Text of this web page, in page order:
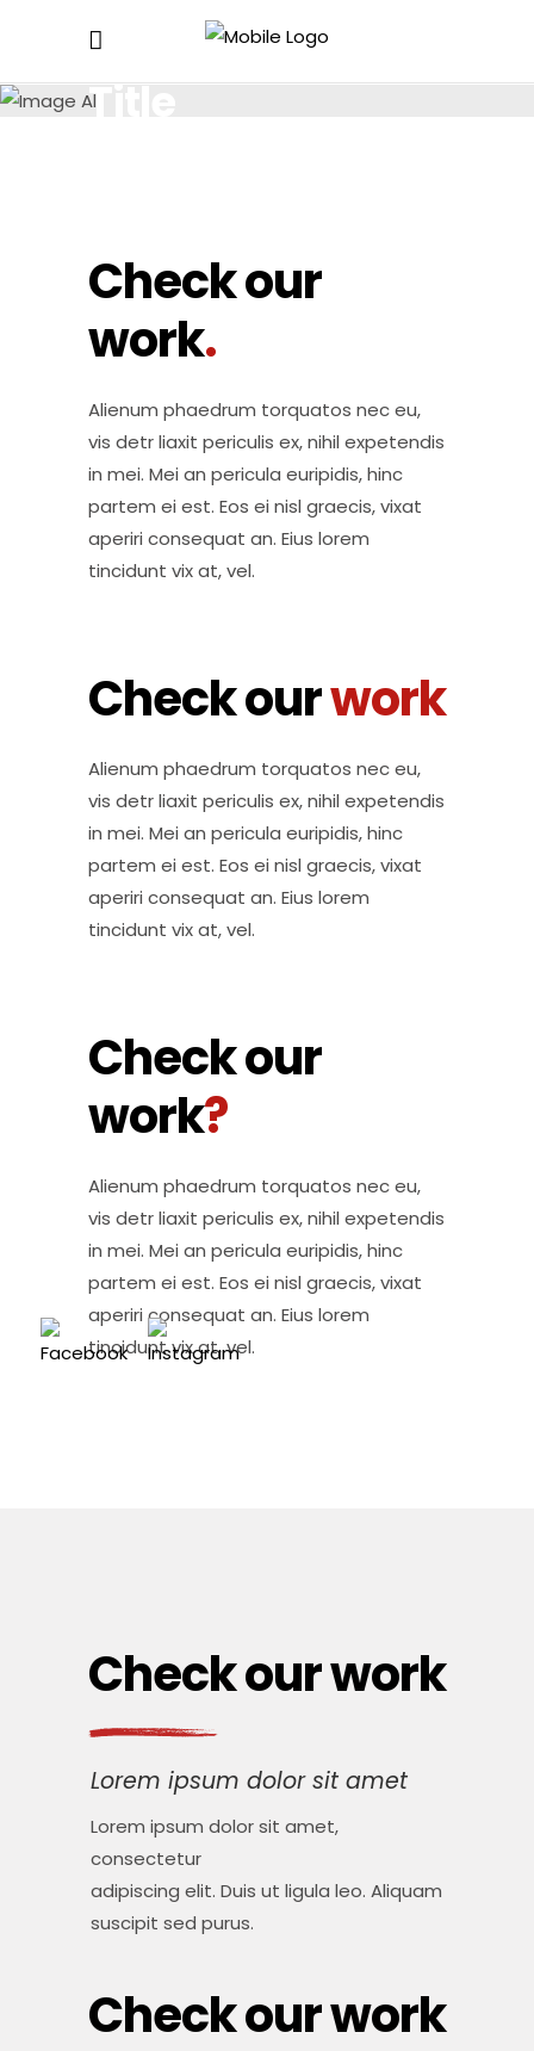
Title
Check our
work.
Alienum phaedrum torquatos nec eu,
vis detr liaxit periculis ex, nihil expetendis
in mei. Mei an pericula euripidis, hinc
partem ei est. Eos ei nisl graecis, vixat
aperiri consequat an. Eius lorem
tincidunt vix at, vel.
Check ourwork
Alienum phaedrum torquatos nec eu,
vis detr liaxit periculis ex, nihil expetendis
in mei. Mei an pericula euripidis, hinc
partem ei est. Eos ei nisl graecis, vixat
aperiri consequat an. Eius lorem
tincidunt vix at, vel.
Check our
work?
Alienum phaedrum torquatos nec eu,
vis detr liaxit periculis ex, nihil expetendis
in mei. Mei an pericula euripidis, hinc
partem ei est. Eos ei nisl graecis, vixat
aperiri consequat an. Eius lorem
tincidunt vix at, vel.
Check our work
Lorem ipsum dolor sit amet
Lorem ipsum dolor sit amet,
consectetur
adipiscing elit. Duis ut ligula leo. Aliquam
suscipit sed purus.
Check our work